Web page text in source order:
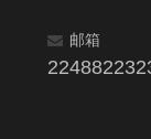
邮箱